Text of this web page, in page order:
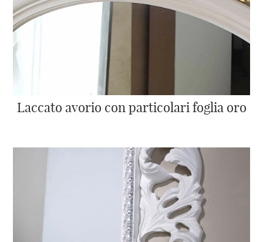
Laccato avorio con particolari foglia oro